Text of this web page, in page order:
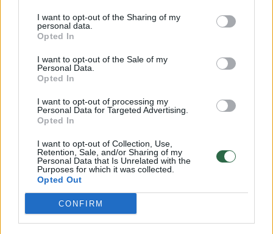
I want to opt-out of the Sharing of my
personal data.
Opted In
I want to opt-out of the Sale of my
Personal Data.
Opted In
I want to opt-out of processing my
Personal Data for Targeted Advertising.
Opted In
I want to opt-out of Collection, Use,
Retention, Sale, and/or Sharing of my
Personal Data that Is Unrelated with the
Purposes for which it was collected.
Opted Out
CONFIRM
Naujas karo frontas
Iranas ir Jungtinės Valstijos užpuolė
mažiausiai penkis duomenų centrus Persijos
įlankos regione – jau įskaičiuojant ir antrąjį
Irano raketų išpuolį prieš „Amazon“ duomenų
centrą Bahreine praėjusio mėnesio
pabaigoje. „Amazon“ atsisakė komentuoti,
tačiau jos „Amazon Web Services“ (AWS)
valdymo duomenyse matyti, kad regione
sutrikimai tęsiasi nuo pirmojo balandžio 30